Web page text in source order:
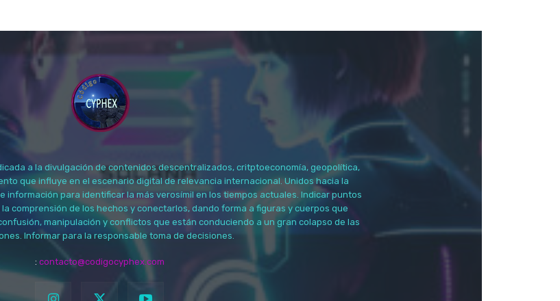
a la divulgación de contenidos descentralizados, critptoeconomía, geopolítica,
que influye en el escenario digital de relevancia internacional. Unidos hacia la
información para identificar la más verosímil en los tiempos actuales. Indicar puntos
comprensión de los hechos y conectarlos, dando forma a figuras y cuerpos que
manipulación y conflictos que están conduciendo a un gran colapso de las
Informar para la responsable toma de decisiones.
: contacto@codigocyphex.com